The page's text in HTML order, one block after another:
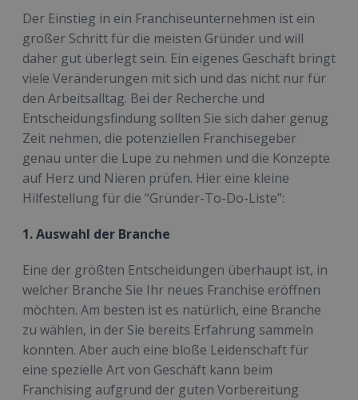
Der Einstieg in ein Franchiseunternehmen ist ein
großer Schritt für die meisten Gründer und will
daher gut überlegt sein. Ein eigenes Geschäft bringt
viele Veränderungen mit sich und das nicht nur für
den Arbeitsalltag. Bei der Recherche und
Entscheidungsfindung sollten Sie sich daher genug
Zeit nehmen, die potenziellen Franchisegeber
genau unter die Lupe zu nehmen und die Konzepte
auf Herz und Nieren prüfen. Hier eine kleine
Hilfestellung für die “Gründer-To-Do-Liste”:
1. Auswahl der Branche
Eine der größten Entscheidungen überhaupt ist, in
welcher Branche Sie Ihr neues Franchise eröffnen
möchten. Am besten ist es natürlich, eine Branche
zu wählen, in der Sie bereits Erfahrung sammeln
konnten. Aber auch eine bloße Leidenschaft für
eine spezielle Art von Geschäft kann beim
Franchising aufgrund der guten Vorbereitung